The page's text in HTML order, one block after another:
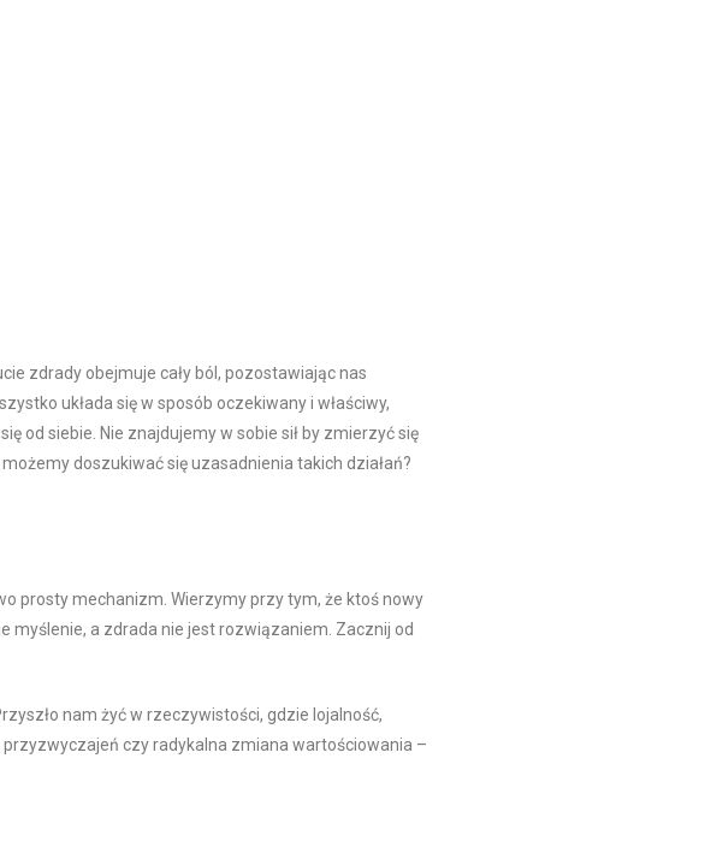
zdrady obejmuje cały ból, pozostawiając nas
układa się w sposób oczekiwany i właściwy,
od siebie. Nie znajdujemy w sobie sił by zmierzyć się
doszukiwać się uzasadnienia takich działań?
prosty mechanizm. Wierzymy przy tym, że ktoś nowy
myślenie, a zdrada nie jest rozwiązaniem. Zacznij od
nam żyć w rzeczywistości, gdzie lojalność,
czy radykalna zmiana wartościowania –